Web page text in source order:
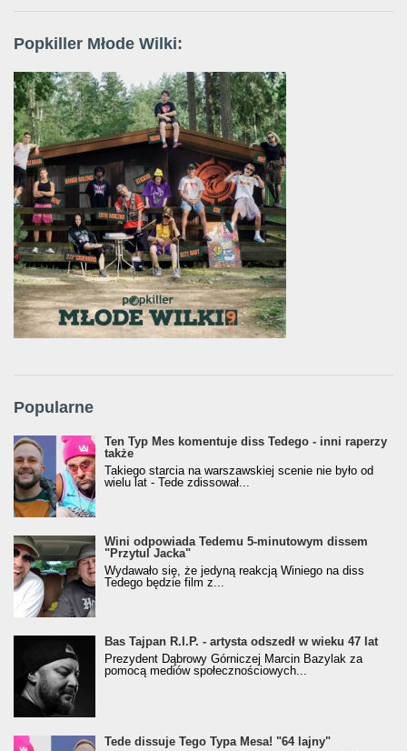
Popkiller Młode Wilki:
Popularne
Ten Typ Mes komentuje diss Tedego - inni raperzy
także
Takiego starcia na warszawskiej scenie nie było od
wielu lat - Tede zdissował...
Wini odpowiada Tedemu 5-minutowym dissem
"Przytul Jacka"
Wydawało się, że jedyną reakcją Winiego na diss
Tedego będzie film z...
Bas Tajpan R.I.P. - artysta odszedł w wieku 47 lat
Prezydent Dąbrowy Górniczej Marcin Bazylak za
pomocą mediów społecznościowych...
Tede dissuje Tego Typa Mesa! "64 lajny"